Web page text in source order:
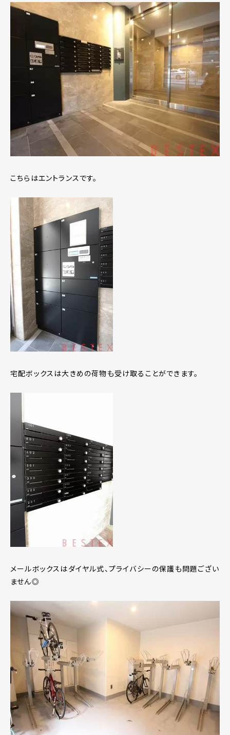
こちらはエントランスです。
宅配ボックスは大きめの荷物も受け取ることができます。
メールボックスはダイヤル式、プライバシーの保護も問題ござい
ません◎